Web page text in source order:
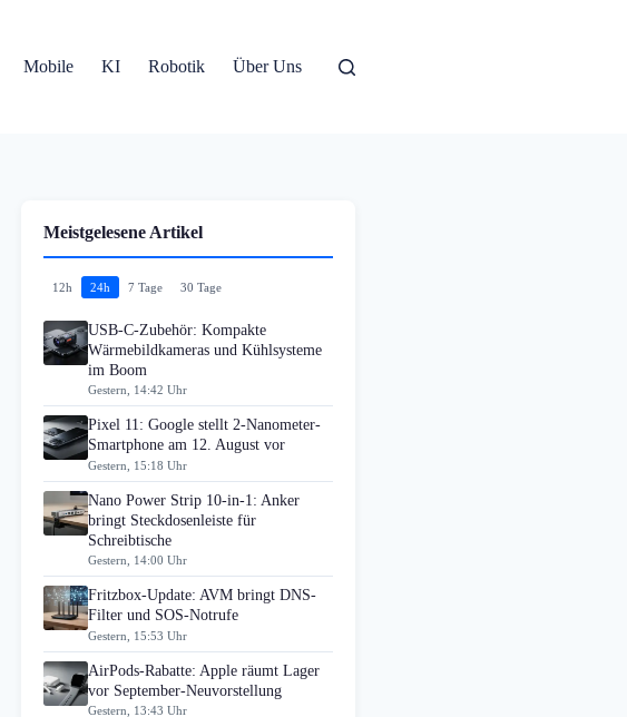
Mobile KI Robotik Über Uns
Meistgelesene Artikel
12h 24h 7 Tage 30 Tage
USB-C-Zubehör: Kompakte
Wärmebildkameras und Kühlsysteme
im Boom
Gestern, 14:42 Uhr
Pixel 11: Google stellt 2-Nanometer-
Smartphone am 12. August vor
Gestern, 15:18 Uhr
Nano Power Strip 10-in-1: Anker
bringt Steckdosenleiste für
Schreibtische
Gestern, 14:00 Uhr
Fritzbox-Update: AVM bringt DNS-
Filter und SOS-Notrufe
Gestern, 15:53 Uhr
AirPods-Rabatte: Apple räumt Lager
vor September-Neuvorstellung
Gestern, 13:43 Uhr